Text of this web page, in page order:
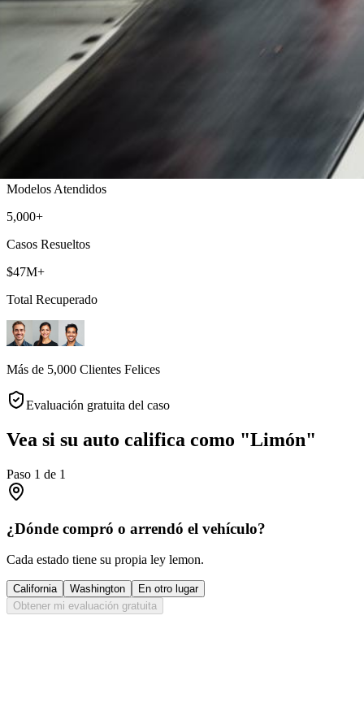
Ley Limón para Jeep
Evaluaciones de Caso Gratis y Sin Honorarios Hasta que Ganemos
Modelos Atendidos
5,000+
Casos Resueltos
$47M+
Total Recuperado
Más de 5,000 Clientes Felices
Evaluación gratuita del caso
Vea si su auto califica como "Limón"
Paso 1 de 1
¿Dónde compró o arrendó el vehículo?
Cada estado tiene su propia ley lemon.
California Washington
En otro lugar
Obtener mi evaluación gratuita